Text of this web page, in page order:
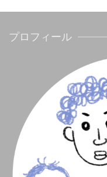
プロフィール